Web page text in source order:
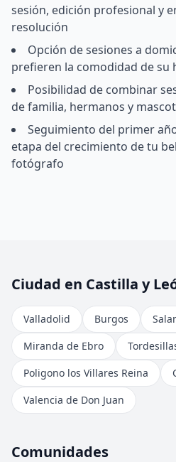
sesión, edición profesional y
resolución
Opción de sesiones a
prefieren la comodidad de su
Posibilidad de combinar
de familia, hermanos y
Seguimiento del primer
etapa del crecimiento de tu
fotógrafo
Ciudad en Castilla y
Valladolid Burgos
Miranda de Ebro
Poligono los Villares Reina
Valencia de Don Juan
Comunidades